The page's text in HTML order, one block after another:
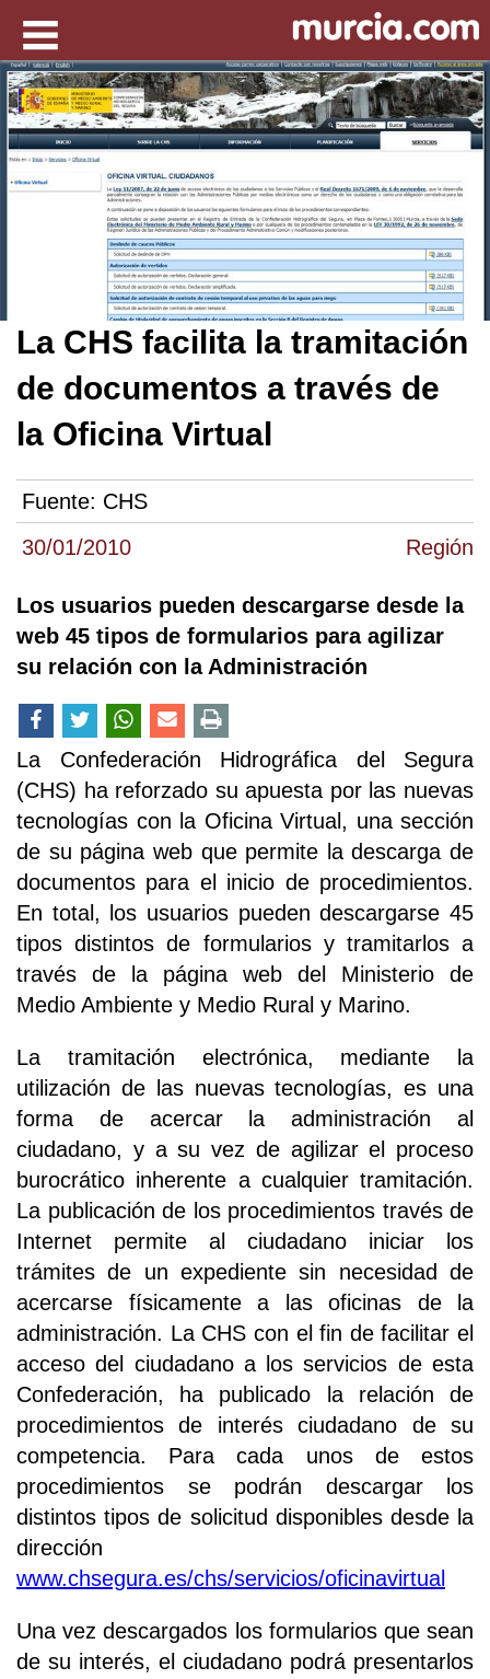
30/01/2010 Región
La CHS facilita la tramitación
de documentos a través de
la Oficina Virtual
Fuente: CHS
Los usuarios pueden descargarse desde la
web 45 tipos de formularios para agilizar
su relación con la Administración
La Confederación Hidrográfica del Segura
(CHS) ha reforzado su apuesta por las nuevas
tecnologías con la Oficina Virtual, una sección
de su página web que permite la descarga de
documentos para el inicio de procedimientos.
En total, los usuarios pueden descargarse 45
tipos distintos de formularios y tramitarlos a
través de la página web del Ministerio de
Medio Ambiente y Medio Rural y Marino.
La tramitación electrónica, mediante la
utilización de las nuevas tecnologías, es una
forma de acercar la administración al
ciudadano, y a su vez de agilizar el proceso
burocrático inherente a cualquier tramitación.
La publicación de los procedimientos través de
Internet permite al ciudadano iniciar los
trámites de un expediente sin necesidad de
acercarse físicamente a las oficinas de la
administración. La CHS con el fin de facilitar el
acceso del ciudadano a los servicios de esta
Confederación, ha publicado la relación de
procedimientos de interés ciudadano de su
competencia. Para cada unos de estos
procedimientos se podrán descargar los
distintos tipos de solicitud disponibles desde la
dirección
www.chsegura.es/chs/servicios/oficinavirtual
Una vez descargados los formularios que sean
de su interés, el ciudadano podrá presentarlos